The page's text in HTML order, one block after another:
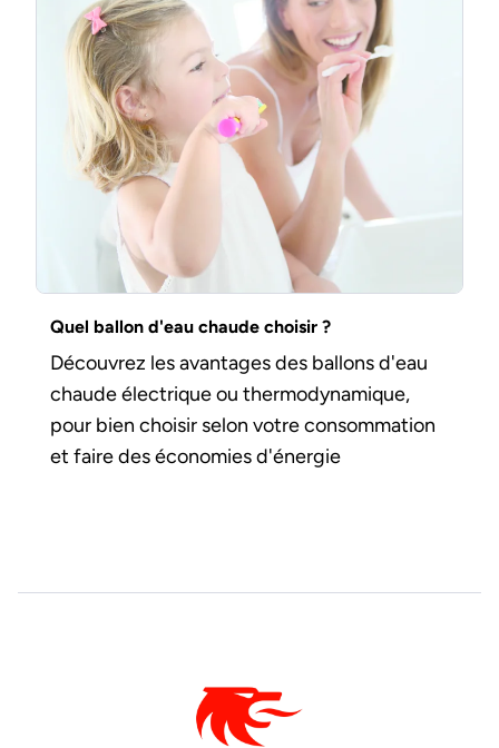
Quel ballon d'eau chaude choisir ?
Découvrez les avantages des ballons d'eau
chaude électrique ou thermodynamique,
pour bien choisir selon votre consommation
et faire des économies d'énergie